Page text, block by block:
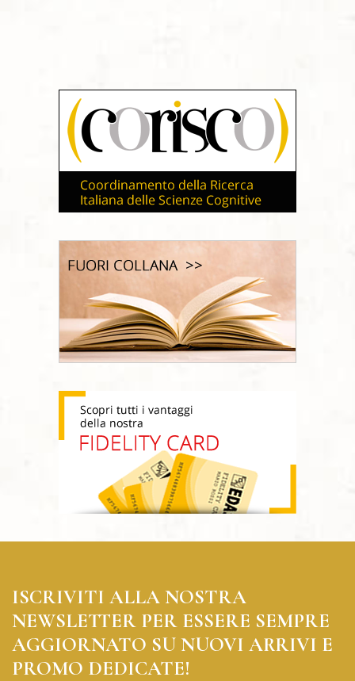
ISCRIVITI ALLA NOSTRA
NEWSLETTER PER ESSERE SEMPRE
AGGIORNATO SU NUOVI ARRIVI E
PROMO DEDICATE!